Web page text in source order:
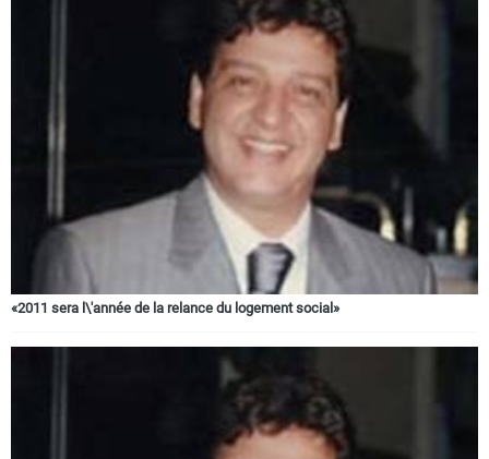
«2011 sera l\'année de la relance du logement social»